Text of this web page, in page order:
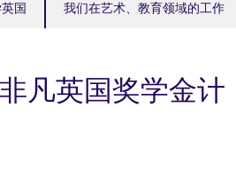
国 我们在艺术、教育领域的工作
凡英国奖学金计